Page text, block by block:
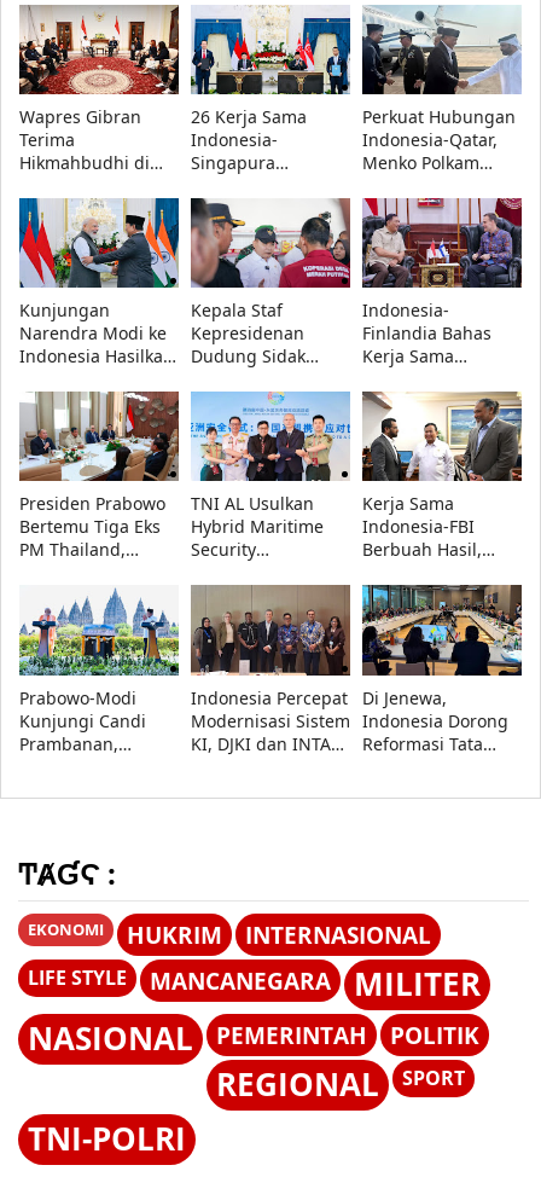
Wapres Gibran
Terima
Hikmahbudhi di
Pendidikan,
Ekonomi, dan Isu
Kebangsaan
26 Kerja Sama
Indonesia-
Singapura
Investasi, Energi,
Pertahanan, dan
Digital
Perkuat Hubungan
Indonesia-Qatar,
Menko Polkam
Belasungkawa
Presiden Prabowo
di Doha
Kunjungan
Narendra Modi ke
Indonesia Hasilkan
dari Teknologi
hingga Antariksa
Kepala Staf
Kepresidenan
Dudung Sidak
Merah Putih di
Bojonegoro
Indonesia-
Finlandia Bahas
Kerja Sama
C4ISR hingga
Keamanan Siber
Presiden Prabowo
Bertemu Tiga Eks
PM Thailand,
dan Penguatan
Ekonomi Indonesia
TNI AL Usulkan
Hybrid Maritime
Security
China-ASEAN 2026
Kerja Sama
Indonesia-FBI
Berbuah Hasil,
Papua yang Dicuri
Berhasil
Dipulangkan
Prabowo-Modi
Kunjungi Candi
Prambanan,
Indonesia Percepat
Modernisasi Sistem
KI, DJKI dan INTA
Di Jenewa,
Indonesia Dorong
Reformasi Tata
ͲȺƓϚ :
EKONOMI HUKRIM INTERNASIONAL
LIFE STYLE MANCANEGARA
MILITER
NASIONAL
PEMERINTAH POLITIK
REGIONAL SPORT
TNI-POLRI